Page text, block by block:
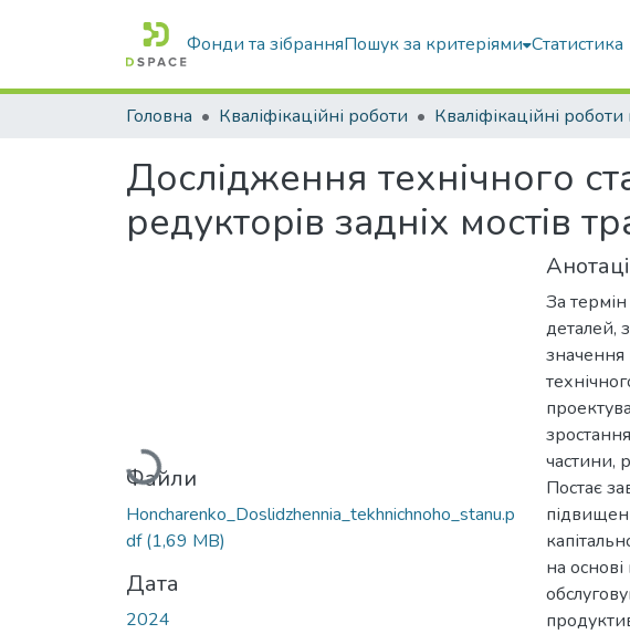
Фонди та зібранняПошук за критеріями Статистика
Головна Кваліфікаційні роботи
Дослідження технічного
редукторів задніх мостів
Вантажиться...
Файли
Honcharenko_Doslidzhennia_tekhnichnoho_stanu.p
df(1,69 MB)
Дата
2024
За
деталей,
значення
частини,
Постає
на